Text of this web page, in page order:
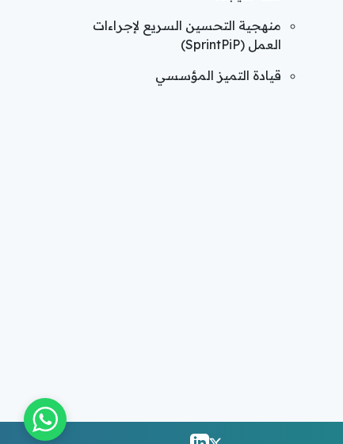
منهجية التحسين السريع لإجراءات
العمل (SprintPiP)
قيادة التميز المؤسسي